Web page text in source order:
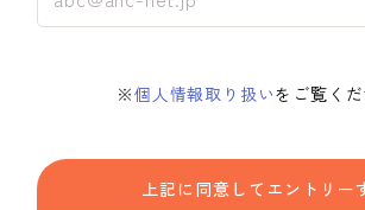
※個人情報取り扱いをご覧くだ
上記に同意してエントリー